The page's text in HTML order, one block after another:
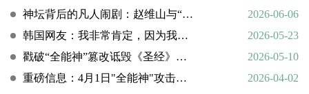
神坛背后的凡人闹剧：赵维山与“女基督”杨向斌的隐秘家庭史
2026-06-06
韩国网友：我非常肯定，因为我亲眼所见。
2026-05-23
戳破“全能神”篡改诋毁《圣经》的荒谬本质
2026-05-10
重磅信息：4月1日"全能神"攻击天主教
2026-04-02